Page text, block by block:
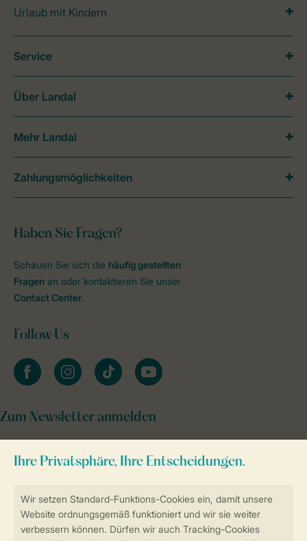
Sicher und schnell zur Online-Buchung
Urlaub mit Kindern
Haben Sie Fragen?
Schauen Sie sich die häufig gestellten
Fragen an oder kontaktieren Sie unser
Contact Center.
Follow Us
facebookinstagramtiktok youtube
Zum Newsletter anmelden
Service
Über Landal
Mehr Landal
Zahlungsmöglichkeiten